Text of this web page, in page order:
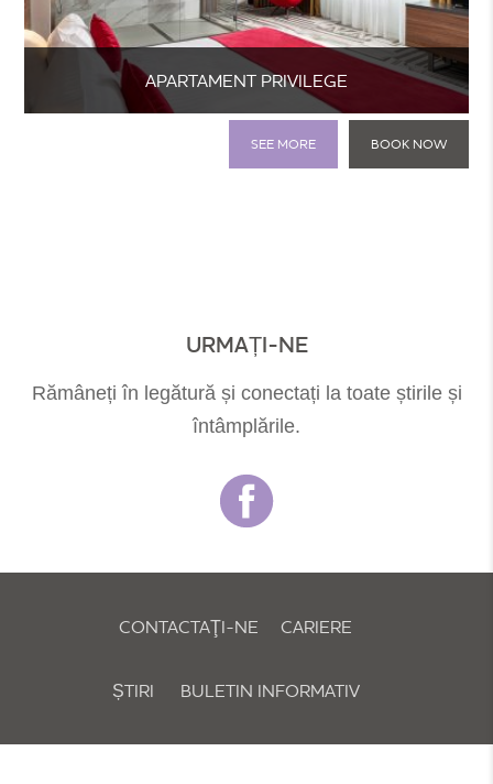
APARTAMENT PRIVILEGE
BOOK NOW
SEE MORE
URMAȚI-NE
Rămâneți în legătură și conectați la toate știrile și
întâmplările.
CONTACTAŢI-NE CARIERE
ȘTIRI BULETIN INFORMATIV